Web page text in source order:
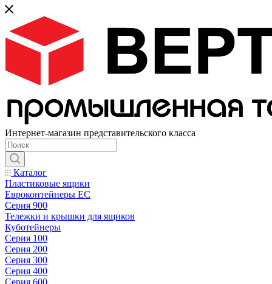
Интернет-магазин представительского класса
Каталог
Пластиковые ящики
Евроконтейнеры ЕС
Серия 900
Тележки и крышки для ящиков
Куботейнеры
Серия 100
Серия 200
Серия 300
Серия 400
Серия 600